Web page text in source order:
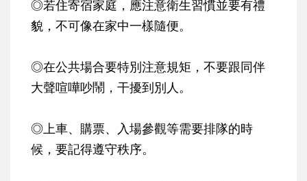
◎若住寄宿家庭，應注意衛生習慣並要有禮
貌，不可像在家中一樣隨便。
◎在公共場合要特別注意規矩，不要跟同伴
大聲喧嘩吵鬧，干擾到別人。
◎上車、購票、入場參觀等需要排隊的時
候，要記得遵守秩序。